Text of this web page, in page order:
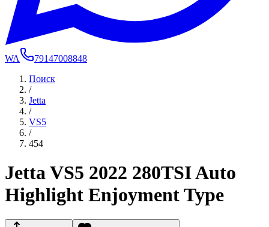
WA
79147008848
Поиск
/
Jetta
/
VS5
/
454
Jetta VS5 2022 280TSI Auto
Highlight Enjoyment Type